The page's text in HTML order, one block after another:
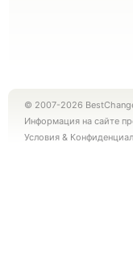
© 2007-2026
Информация на сайте
Условия &